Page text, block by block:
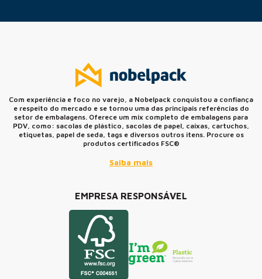
Com experiência e foco no varejo, a Nobelpack conquistou a confiança
e respeito do mercado e se tornou uma das principais referências do
setor de embalagens. Oferece um mix completo de embalagens para
PDV, como: sacolas de plástico, sacolas de papel, caixas, cartuchos,
etiquetas, papel de seda, tags e diversos outros itens. Procure os
produtos certificados FSC®
Saiba mais
EMPRESA RESPONSÁVEL